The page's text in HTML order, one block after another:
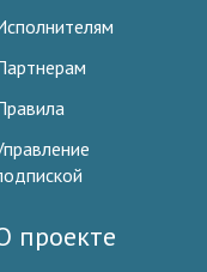
проекте